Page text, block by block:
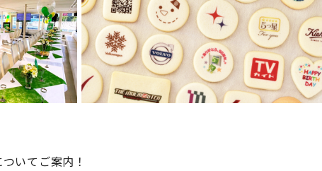
いてご案内！